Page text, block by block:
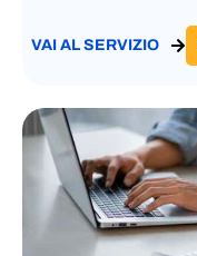
VAI AL SERVIZIO